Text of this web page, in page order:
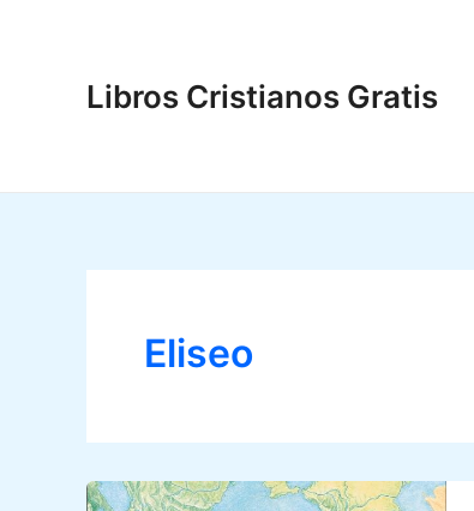
Libros Cristianos Gratis
Eliseo